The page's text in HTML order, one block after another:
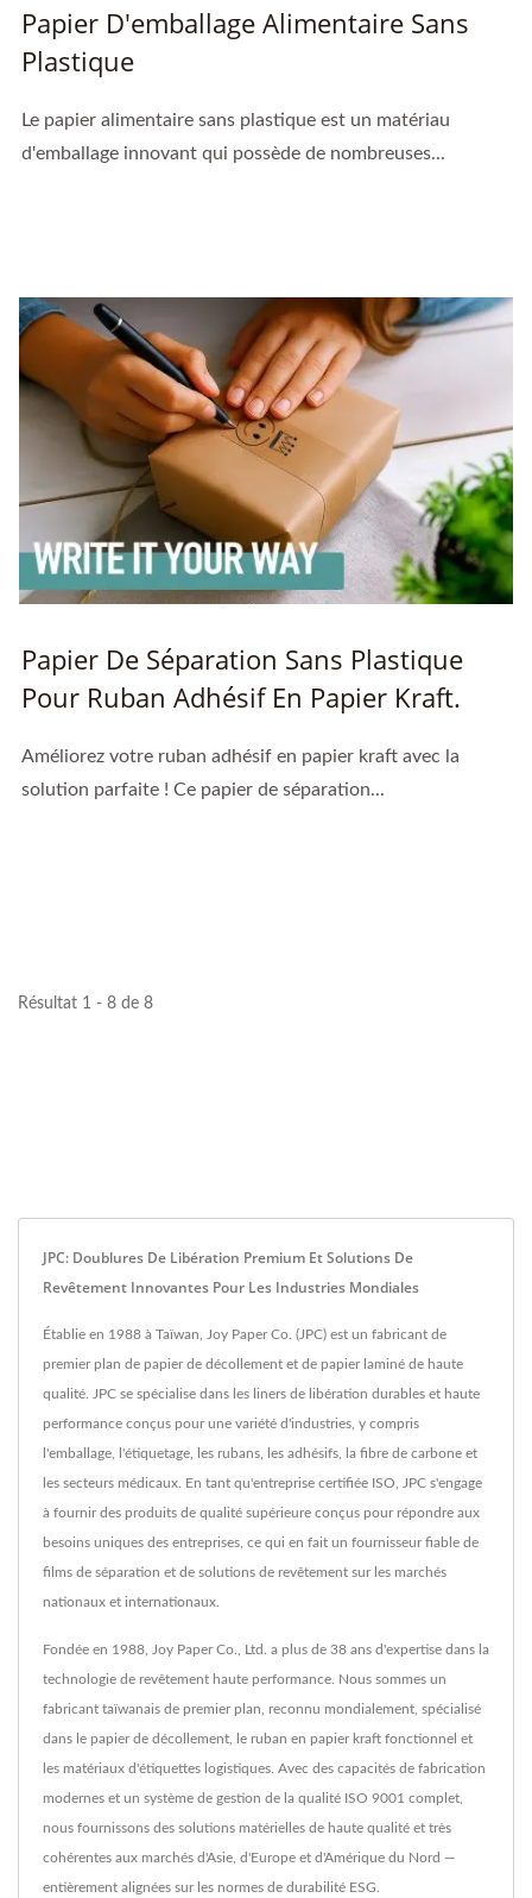
Papier D'emballage Alimentaire Sans
Plastique
Le papier alimentaire sans plastique est un matériau
d'emballage innovant qui possède de nombreuses...
Papier De Séparation Sans Plastique
Pour Ruban Adhésif En Papier Kraft.
Améliorez votre ruban adhésif en papier kraft avec la
solution parfaite ! Ce papier de séparation...
Résultat 1 - 8 de 8
JPC: Doublures De Libération Premium Et Solutions De
Revêtement Innovantes Pour Les Industries Mondiales
Établie en 1988 à Taïwan, Joy Paper Co. (JPC) est un fabricant de
premier plan de papier de décollement et de papier laminé de haute
qualité. JPC se spécialise dans les liners de libération durables et haute
performance conçus pour une variété d'industries, y compris
l'emballage, l'étiquetage, les rubans, les adhésifs, la fibre de carbone et
les secteurs médicaux. En tant qu'entreprise certifiée ISO, JPC s'engage
à fournir des produits de qualité supérieure conçus pour répondre aux
besoins uniques des entreprises, ce qui en fait un fournisseur fiable de
films de séparation et de solutions de revêtement sur les marchés
nationaux et internationaux.
Fondée en 1988, Joy Paper Co., Ltd. a plus de 38 ans d'expertise dans la
technologie de revêtement haute performance. Nous sommes un
fabricant taïwanais de premier plan, reconnu mondialement, spécialisé
dans le papier de décollement, le ruban en papier kraft fonctionnel et
les matériaux d'étiquettes logistiques. Avec des capacités de fabrication
modernes et un système de gestion de la qualité ISO 9001 complet,
nous fournissons des solutions matérielles de haute qualité et très
cohérentes aux marchés d'Asie, d'Europe et d'Amérique du Nord —
entièrement alignées sur les normes de durabilité ESG.